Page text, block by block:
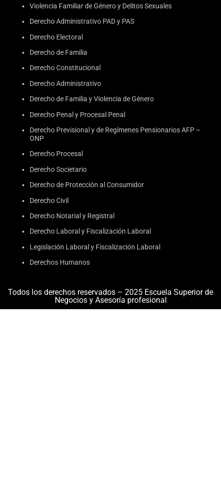
Violencia Familiar de Género y Delitos Sexuales
Derecho Administrativo PAD y PAS
Derecho Electoral
Derecho de Familia
Derecho Constitucional
Derecho Administrativo
Derecho de Familia y Violencia de Género
Derecho Penal y Procesal Penal
Derecho Previsional y de Regímenes Pensionarios AFP –
ONP
Derecho Procesal
Derecho Societario
Derecho de Protección al Consumidor
Derecho Civil
Derecho Notarial y Registral
Derecho Laboral y Fiscalización Laboral
Legislación Laboral y Fiscalización Laboral
Derechos Humanos
Todos los derechos reservados – 2025 Escuela Superior de
Negocios y Asesoría profesional